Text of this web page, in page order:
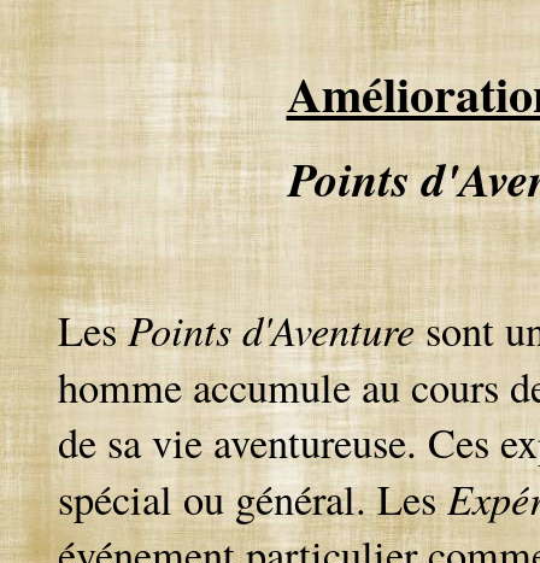
Points
LesPoints d'Aventuresont
homme accumule au cours
de sa vie aventureuse. Ces
spécial ou général. Les